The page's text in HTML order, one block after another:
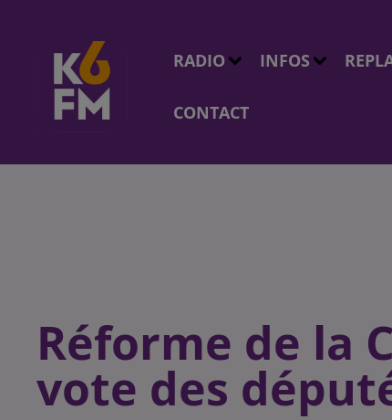
RADIO INFOS
CONTACT
Réforme de la
vote des